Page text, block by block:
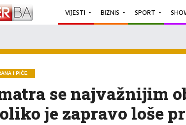
VIJESTI BIZNIS SPORT
I PIĆE
se najvažnijim
je zapravo loše